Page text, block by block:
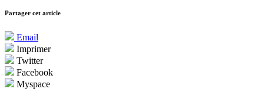
Partager cet article
Email
Imprimer
Twitter
Facebook
Myspace